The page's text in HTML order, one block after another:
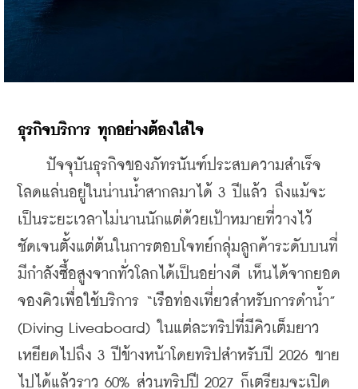
ธุรกิจบริการ ทุกอย่างต้องใส่ใจ
ปัจจุบันธุรกิจของภัทรนันฑ์ประสบความสำเร็จ
โลดแล่นอยู่ในน่านน้ำสากลมาได้ 3 ปีแล้ว ถึงแม้จะ
เป็นระยะเวลาไม่นานนักแต่ด้วยเป้าหมายที่วางไว้
ชัดเจนตั้งแต่ต้นในการตอบโจทย์กลุ่มลูกค้าระดับบนที่
มีกำลังซื้อสูงจากทั่วโลกได้เป็นอย่างดี เห็นได้จากยอด
จองคิวเพื่อใช้บริการ “เรือท่องเที่ยวสำหรับการดำน้ำ”
(Diving Liveaboard) ในแต่ละทริปที่มีคิวเต็มยาว
เหยียดไปถึง 3 ปีข้างหน้าโดยทริปสำหรับปี 2026 ขาย
ไปได้แล้วราว 60% ส่วนทริปปี 2027 ก็เตรียมจะเปิด